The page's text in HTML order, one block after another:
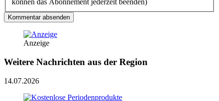
können das Abonnement jederzeit beenden)
Kommentar absenden
Anzeige
Weitere Nachrichten aus der Region
14.07.2026